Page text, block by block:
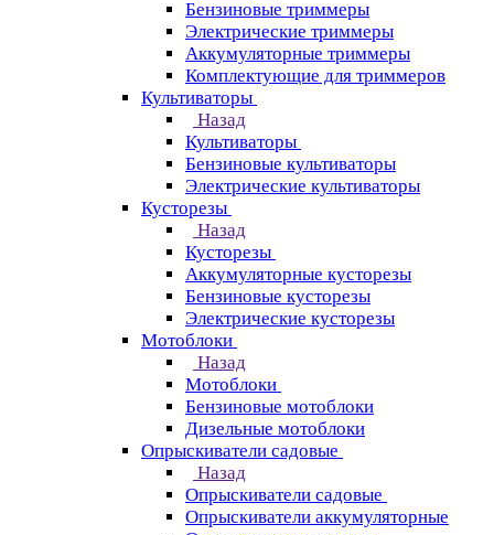
Бензиновые триммеры
Электрические триммеры
Аккумуляторные триммеры
Комплектующие для триммеров
Культиваторы
Назад
Культиваторы
Бензиновые культиваторы
Электрические культиваторы
Кусторезы
Назад
Кусторезы
Аккумуляторные кусторезы
Бензиновые кусторезы
Электрические кусторезы
Мотоблоки
Назад
Мотоблоки
Бензиновые мотоблоки
Дизельные мотоблоки
Опрыскиватели садовые
Назад
Опрыскиватели садовые
Опрыскиватели аккумуляторные